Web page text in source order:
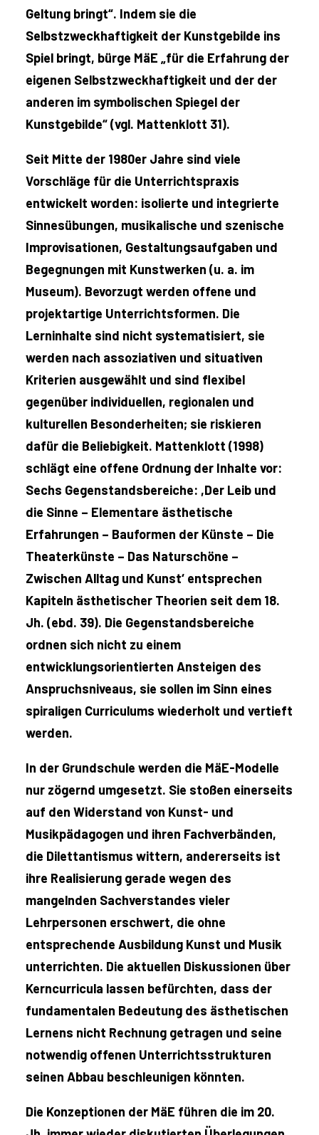
Geltung bringt“. Indem sie die
Selbstzweckhaftigkeit der Kunstgebilde ins
Spiel bringt, bürge MäE „für die Erfahrung der
eigenen Selbstzweckhaftigkeit und der der
anderen im symbolischen Spiegel der
Kunstgebilde“ (vgl. Mattenklott 31).
Seit Mitte der 1980er Jahre sind viele
Vorschläge für die Unterrichtspraxis
entwickelt worden: isolierte und integrierte
Sinnesübungen, musikalische und szenische
Improvisationen, Gestaltungsaufgaben und
Begegnungen mit Kunstwerken (u. a. im
Museum). Bevorzugt werden offene und
projektartige Unterrichtsformen. Die
Lerninhalte sind nicht systematisiert, sie
werden nach assoziativen und situativen
Kriterien ausgewählt und sind flexibel
gegenüber individuellen, regionalen und
kulturellen Besonderheiten; sie riskieren
dafür die Beliebigkeit. Mattenklott (1998)
schlägt eine offene Ordnung der Inhalte vor:
Sechs Gegenstandsbereiche: ,Der Leib und
die Sinne – Elementare ästhetische
Erfahrungen – Bauformen der Künste – Die
Theaterkünste – Das Naturschöne –
Zwischen Alltag und Kunst‘ entsprechen
Kapiteln ästhetischer Theorien seit dem 18.
Jh. (ebd. 39). Die Gegenstandsbereiche
ordnen sich nicht zu einem
entwicklungsorientierten Ansteigen des
Anspruchsniveaus, sie sollen im Sinn eines
spiraligen Curriculums wiederholt und vertieft
werden.
In der Grundschule werden die MäE-Modelle
nur zögernd umgesetzt. Sie stoßen einerseits
auf den Widerstand von Kunst- und
Musikpädagogen und ihren Fachverbänden,
die Dilettantismus wittern, andererseits ist
ihre Realisierung gerade wegen des
mangelnden Sachverstandes vieler
Lehrpersonen erschwert, die ohne
entsprechende Ausbildung Kunst und Musik
unterrichten. Die aktuellen Diskussionen über
Kerncurricula lassen befürchten, dass der
fundamentalen Bedeutung des ästhetischen
Lernens nicht Rechnung getragen und seine
notwendig offenen Unterrichtsstrukturen
seinen Abbau beschleunigen könnten.
Die Konzeptionen der MäE führen die im 20.